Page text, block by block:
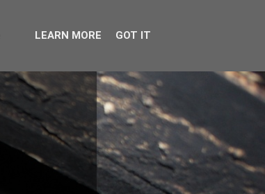
LEARN MORE GOT IT